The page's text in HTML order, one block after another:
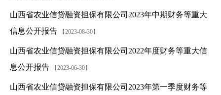
山西省农业信贷融资担保有限公司2023年中期财务等重大
信息公开报告
【2023-08-30】
山西省农业信贷融资担保有限公司2022年度财务等重大信
息公开报告
【2023-06-30】
山西省农业信贷融资担保有限公司2023年第一季度财务等